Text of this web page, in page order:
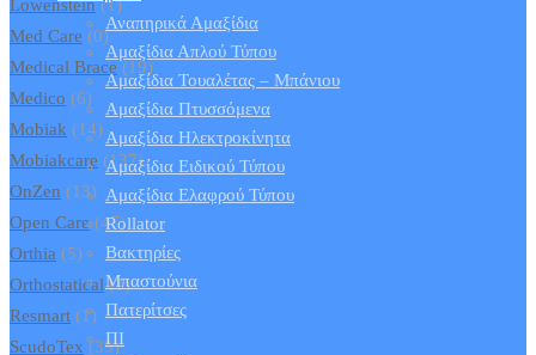
Lowenstein(1)
Med Care (0)
Medical Brace(19)
Medico (6)
Mobiak (14)
Mobiakcare (137)
OnZen (13)
Open Care(47)
Orthia (5)
Orthostatical(1)
Resmart (1)
ScudoTex(39)
Αναπηρικά Αμαξίδια
Αμαξίδια Απλού Τύπου
Αμαξίδια Τουαλέτας – Μπάνιου
Αμαξίδια Πτυσσόμενα
Αμαξίδια Ηλεκτροκίνητα
Αμαξίδια Ειδικού Τύπου
Αμαξίδια Ελαφρού Τύπου
Rollator
Βακτηρίες
Μπαστούνια
Πατερίτσες
ΠΙ